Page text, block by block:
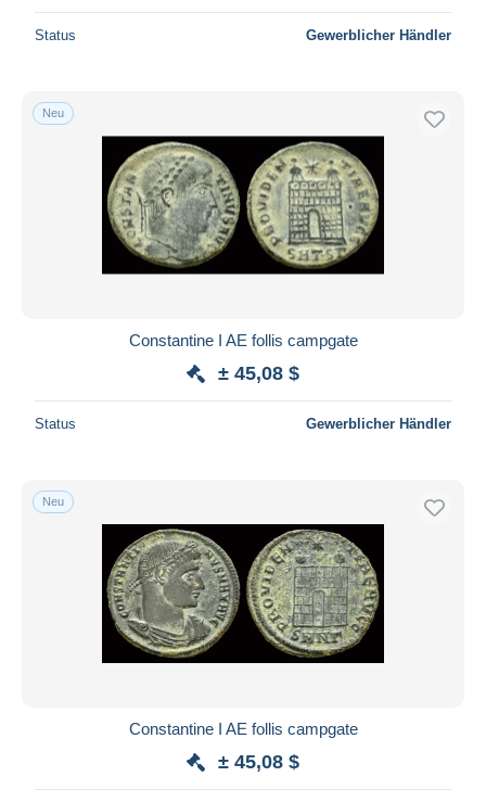
Status Gewerblicher Händler
Neu
Constantine I AE follis campgate
± 45,08 $
Status Gewerblicher Händler
Neu
Constantine I AE follis campgate
± 45,08 $